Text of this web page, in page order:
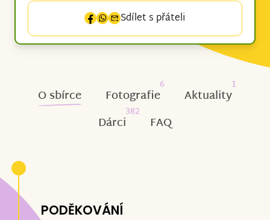
Sdílet s přáteli
O sbírce Fotografie
6
Aktuality
1
Dárci
382
FAQ
PODĚKOVÁNÍ